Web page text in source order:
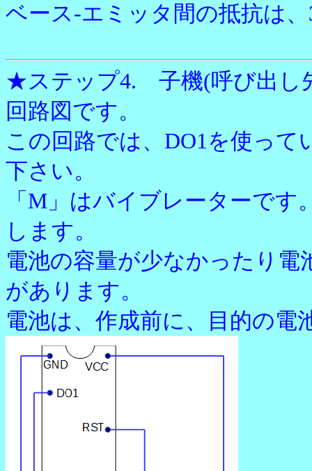
ベース-エミッタ間の抵抗は
★ステップ4. 子機(呼び出し
回路図です。
この回路では、DO1を使っ
下さい。
「M」はバイブレーターで
します。
電池の容量が少なかったり
があります。
電池は、作成前に、目的の電